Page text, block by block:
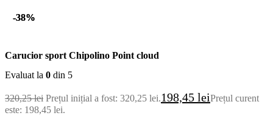
-38%
-38%
Carucior sport Chipolino Point cloud
Evaluat la 0 din 5
320,25lei Prețul inițial a fost: 320,25 lei.198,45 leiPrețul curent
este: 198,45 lei.